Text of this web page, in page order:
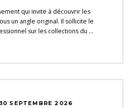
qui invite à découvrir les
un angle original. Il sollicite le
sur les collections du …
SEPTEMBRE 2026